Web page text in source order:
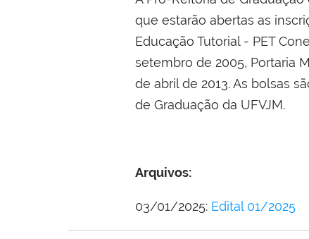
que estarão abertas as
Educação Tutorial - PET
setembro de 2005, Portaria
de abril de 2013. As bolsas
de Graduação da UFVJM.
Arquivos:
03/01/2025: Edital 01/2025